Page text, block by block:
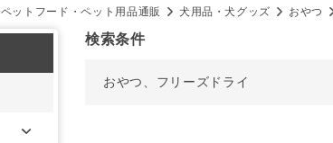
ペットフード・ペット用品通販 犬用品・犬グッズ おやつ
検索条件
おやつ、フリーズドライ